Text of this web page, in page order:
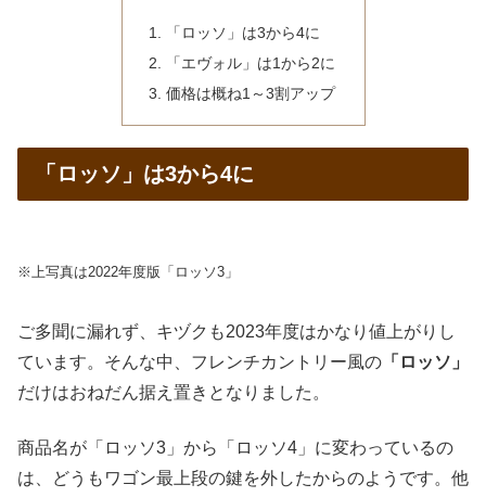
「ロッソ」は3から4に
「エヴォル」は1から2に
価格は概ね1～3割アップ
「ロッソ」は3から4に
※上写真は2022年度版「ロッソ3」
ご多聞に漏れず、キヅクも2023年度はかなり値上がりし
ています。そんな中、フレンチカントリー風の 「ロッソ」
だけはおねだん据え置きとなりました。
商品名が「ロッソ3」から「ロッソ4」に変わっているの
は、どうもワゴン最上段の鍵を外したからのようです。他